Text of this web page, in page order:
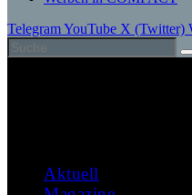
TelegramYouTube X (Twitter)
Aktuell